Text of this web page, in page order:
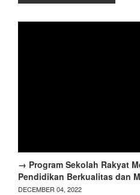
→ Program Sekolah Rakyat
Pendidikan Berkualitas dan
DECEMBER 04, 2022